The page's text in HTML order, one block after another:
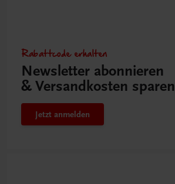
Rabattcode erhalten
Newsletter abonnieren
& Versandkosten sparen
Jetzt anmelden